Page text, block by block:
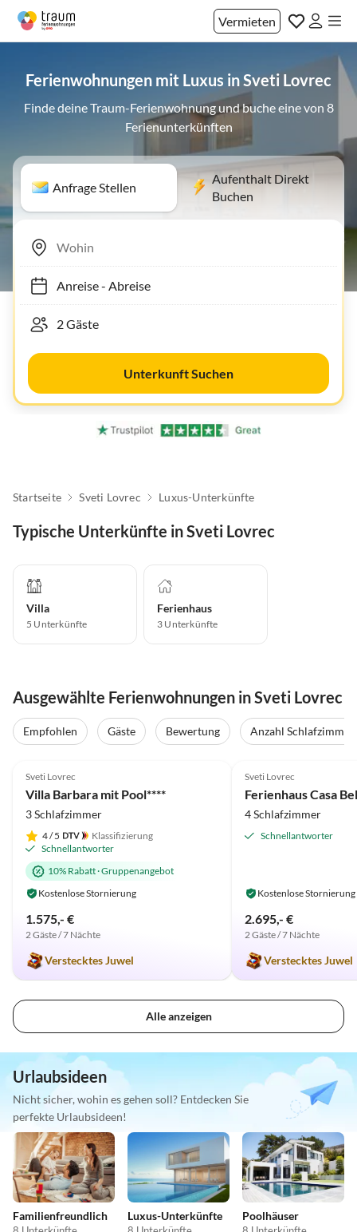
Vermieten
Ferienwohnungen mit Luxus in Sveti Lovrec
Finde deine Traum-Ferienwohnung und buche eine von 8
Ferienunterkünften
Anfrage Stellen
Aufenthalt Direkt
Buchen
Anreise- Abreise
Unterkunft Suchen
Startseite Sveti Lovrec Luxus-Unterkünfte
Typische Unterkünfte in Sveti Lovrec
Villa
5 Unterkünfte
Ferienhaus
3 Unterkünfte
Ausgewählte Ferienwohnungen in Sveti Lovrec
Empfohlen Gäste Bewertung Anzahl Schlafzimmer
Sveti Lovrec
Villa Barbara mit Pool****
3 Schlafzimmer
4/ 5
Klassifizierung
Schnellantworter
10% Rabatt·Gruppenangebot
Kostenlose Stornierung
1.575,- €
2 Gäste / 7 Nächte
Verstecktes Juwel
Sveti Lovrec
Ferienhaus Casa
4 Schlafzimmer
Schnellantworter
Kostenlose Stornierung
2.695,- €
2 Gäste / 7 Nächte
Verstecktes Juwel
Alle anzeigen
Urlaubsideen
Nicht sicher, wohin es gehen soll? Entdecken Sie
perfekte Urlaubsideen!
Familienfreundlich Luxus-Unterkünfte Poolhäuser